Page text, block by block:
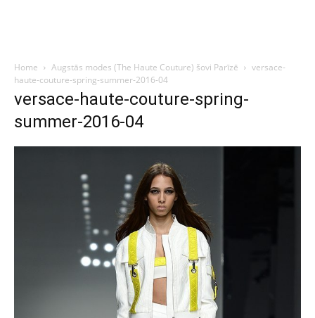
Home Augstās modes (The Haute Couture) šovi Parīzē
versace-
haute-couture-spring-summer-2016-04
versace-haute-couture-spring-
summer-2016-04